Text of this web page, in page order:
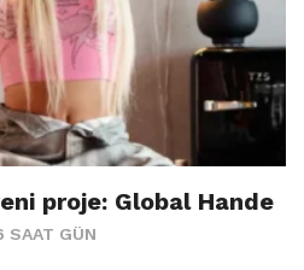
proje: Global Hande
SAAT GÜN